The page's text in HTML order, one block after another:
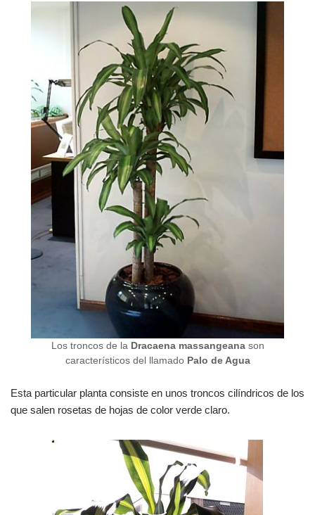
Los troncos de la Dracaena massangeanason
característicos del llamado Palo de Agua
Esta particular planta consiste en unos troncos cilíndricos de los
que salen rosetas de hojas de color verde claro.